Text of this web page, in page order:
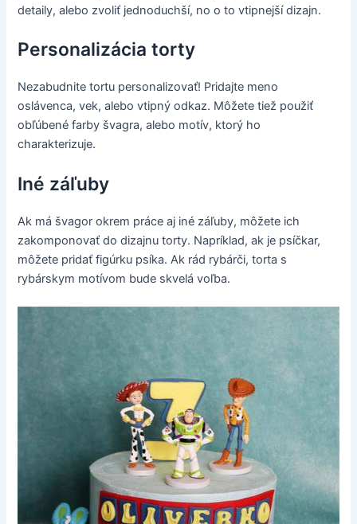
detaily, alebo zvoliť jednoduchší, no o to vtipnejší dizajn.
Personalizácia torty
Nezabudnite tortu personalizovať! Pridajte meno
oslávenca, vek, alebo vtipný odkaz. Môžete tiež použiť
obľúbené farby švagra, alebo motív, ktorý ho
charakterizuje.
Iné záľuby
Ak má švagor okrem práce aj iné záľuby, môžete ich
zakomponovať do dizajnu torty. Napríklad, ak je psíčkar,
môžete pridať figúrku psíka. Ak rád rybárči, torta s
rybárskym motívom bude skvelá voľba.